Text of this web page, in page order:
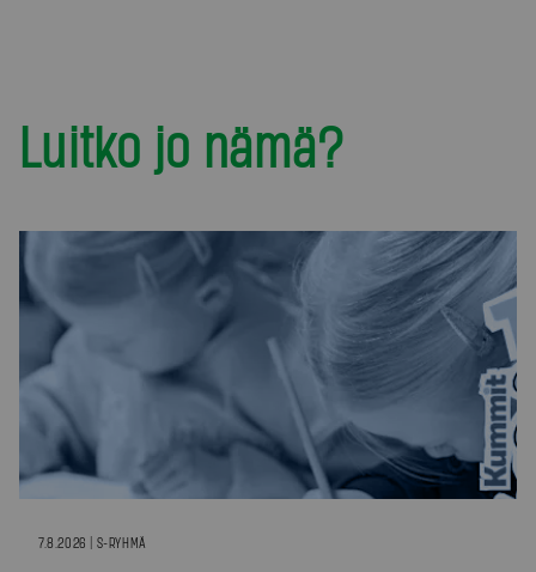
Luitko jo nämä?
7.8.2026 | S-RYHMÄ